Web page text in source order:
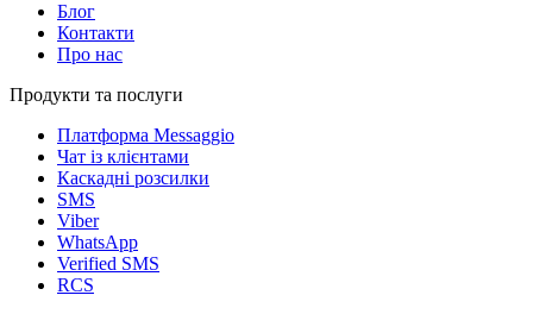
Блог
Контакти
Про нас
Продукти та послуги
Платформа Messaggio
Чат із клієнтами
Каскадні розсилки
SMS
Viber
WhatsApp
Verified SMS
RCS